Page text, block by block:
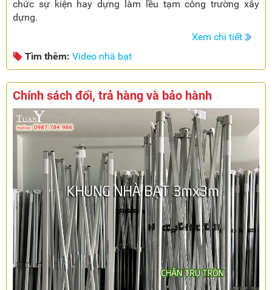
chức sự kiện hay dựng làm lều tạm công trường xây
dựng.
Xem chi tiết
Tìm thêm: Video nhà bạt
Chính sách đổi, trả hàng và bảo hành